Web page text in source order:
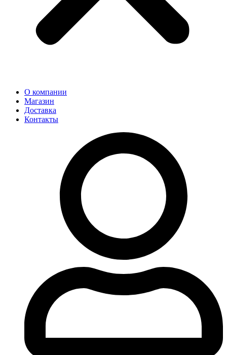
О компании
Магазин
Доставка
Контакты